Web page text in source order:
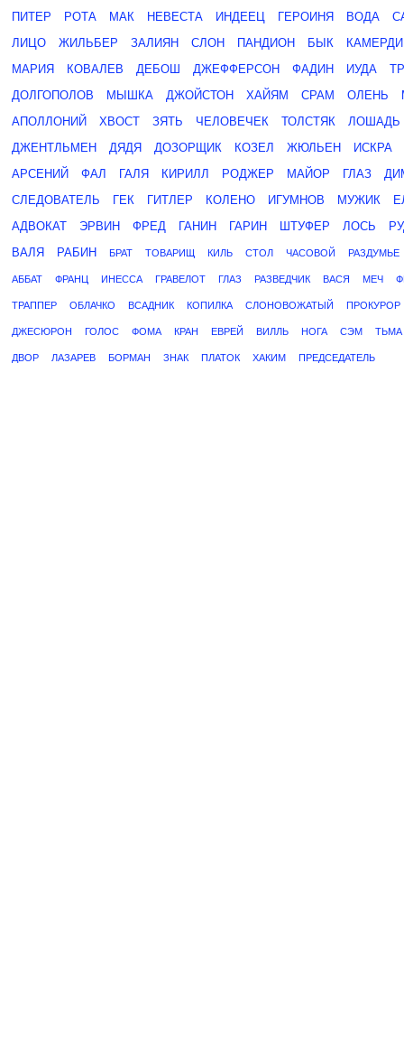
ПИТЕР
РОТА МАК НЕВЕСТА ИНДЕЕЦ ГЕРОИНЯ ВОДА
ЛИЦО
ЖИЛЬБЕР ЗАЛИЯН СЛОН ПАНДИОН БЫК
МАРИЯ
КОВАЛЕВ ДЕБОШ ДЖЕФФЕРСОН ФАДИН ИУДА
ДОЛГОПОЛОВ
МЫШКА ДЖОЙСТОН ХАЙЯМ СРАМ ОЛЕНЬ
АПОЛЛОНИЙ
ХВОСТ ЗЯТЬ ЧЕЛОВЕЧЕК ТОЛСТЯК
ЛОШАДЬ
ДЖЕНТЛЬМЕН
ДЯДЯ ДОЗОРЩИК КОЗЕЛ ЖЮЛЬЕН
ИСКРА
АРСЕНИЙ
ФАЛ ГАЛЯ КИРИЛЛ РОДЖЕР МАЙОР ГЛАЗ
СЛЕДОВАТЕЛЬ
ГЕК ГИТЛЕР КОЛЕНО ИГУМНОВ МУЖИК
АДВОКАТ
ЭРВИН ФРЕД ГАНИН ГАРИН ШТУФЕР ЛОСЬ
ВАЛЯ
РАБИН БРАТ ТОВАРИЩ КИЛЬ СТОЛ ЧАСОВОЙ РАЗДУМЬЕ
АББАТ ФРАНЦ ИНЕССА ГРАВЕЛОТ ГЛАЗ РАЗВЕДЧИК ВАСЯ МЕЧ
ТРАППЕР ОБЛАЧКО ВСАДНИК КОПИЛКА СЛОНОВОЖАТЫЙ ПРОКУРОР
ДЖЕСЮРОН ГОЛОС ФОМА КРАН ЕВРЕЙ ВИЛЛЬ НОГА СЭМ ТЬМА
ДВОР ЛАЗАРЕВ БОРМАН ЗНАК ПЛАТОК ХАКИМ ПРЕДСЕДАТЕЛЬ